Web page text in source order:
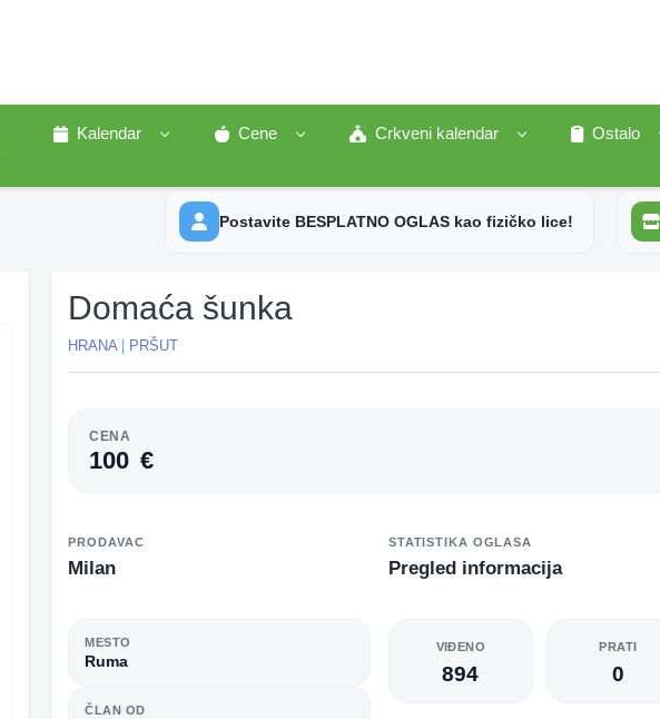
Kalendar Cene Crkveni kalendar
Ostalo
Postavite BESPLATNO OGLAS kao fizičko lice!
Domaća šunka
HRANA| PRŠUT
CENA
100 €
PRODAVAC
Milan
MESTO
Ruma
ČLAN OD
STATISTIKA OGLASA
Pregled informacija
VIĐENO
894
PRATI
0